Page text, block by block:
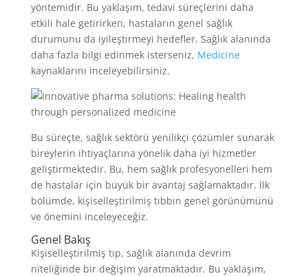
yöntemidir. Bu yaklaşım, tedavi süreçlerini daha
etkili hale getirirken, hastaların genel sağlık
durumunu da iyileştirmeyi hedefler. Sağlık alanında
daha fazla bilgi edinmek isterseniz, Medicine
kaynaklarını inceleyebilirsiniz.
Bu süreçte, sağlık sektörü yenilikçi çözümler sunarak
bireylerin ihtiyaçlarına yönelik daha iyi hizmetler
geliştirmektedir. Bu, hem sağlık profesyonelleri hem
de hastalar için büyük bir avantaj sağlamaktadır. İlk
bölümde, kişiselleştirilmiş tıbbın genel görünümünü
ve önemini inceleyeceğiz.
Genel Bakış
Kişiselleştirilmiş tıp, sağlık alanında devrim
niteliğinde bir değişim yaratmaktadır. Bu yaklaşım,